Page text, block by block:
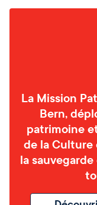
La Mission
Bern,
patrimoine
de la Culture
la